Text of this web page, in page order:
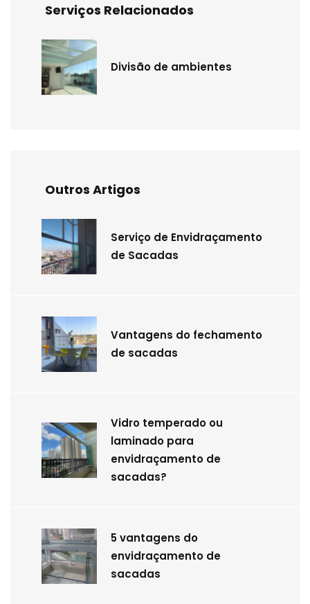
Serviços Relacionados
Divisão de ambientes
Outros Artigos
Serviço de Envidraçamento
de Sacadas
Vantagens do fechamento
de sacadas
Vidro temperado ou
laminado para
envidraçamento de
sacadas?
5 vantagens do
envidraçamento de
sacadas